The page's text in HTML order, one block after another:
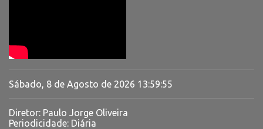
Sábado, 8 de Agosto de 2026 13:59:56
Diretor: Paulo Jorge Oliveira
Periodicidade: Diária